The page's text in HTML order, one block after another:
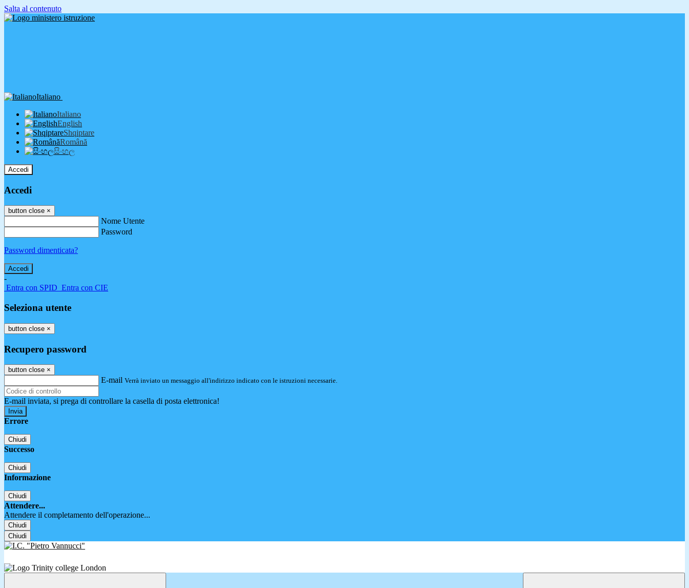
Salta al contenuto
Italiano
Italiano
English
Shqiptare
Română
සිංහල
Accedi
Accedi
button close ×
Nome Utente
Password
Password dimenticata?
-
Entra con SPID Entra con CIE
Seleziona utente
button close ×
Recupero password
button close ×
E-mail Verrà inviato un messaggio all'indirizzo indicato con le istruzioni necessarie.
E-mail inviata, si prega di controllare la casella di posta elettronica!
Errore
Chiudi
Successo
Chiudi
Informazione
Chiudi
Attendere...
Attendere il completamento dell'operazione...
Chiudi
Chiudi